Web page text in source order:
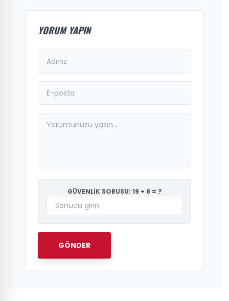
YORUM YAPIN
GÜVENLİK SORUSU: 19 + 8 = ?
GÖNDER